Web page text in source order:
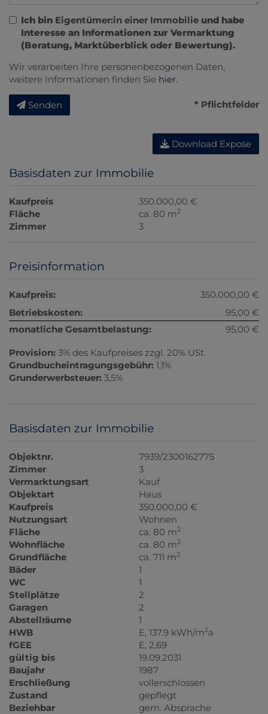
Ich bin Eigentümer:in einer Immobilie und habe
Interesse an Informationen zur Vermarktung
(Beratung, Marktüberblick oder Bewertung).
Wir verarbeiten Ihre personenbezogenen Daten,
weitere Informationen finden Sie hier.
Senden * Pflichtfelder
Download Expose
Basisdaten zur Immobilie
Kaufpreis
350.000,00 €
Fläche
ca. 80 m2
Zimmer 3
Preisinformation
Kaufpreis:
350.000,00 €
Betriebskosten:
95,00 €
monatliche Gesamtbelastung:
95,00 €
Provision: 3% des Kaufpreises zzgl. 20% USt.
Grundbucheintragungsgebühr: 1,1%
Grunderwerbsteuer: 3,5%
Basisdaten zur Immobilie
Objektnr.
7939/2300162775
Zimmer
3
Vermarktungsart
Kauf
Objektart
Haus
Kaufpreis
350.000,00 €
Nutzungsart
Wohnen
Fläche
ca. 80 m2
Wohnfläche ca. 80 m2
Grundfläche ca. 711 m2
Bäder
1
WC
1
Stellplätze
2
Garagen
2
Abstellräume
1
HWB
E, 137.9 kWh/m2a
fGEE
E, 2,69
gültig bis
19.09.2031
Baujahr
1987
Erschließung
vollerschlossen
Zustand
gepflegt
Beziehbar
gem. Absprache